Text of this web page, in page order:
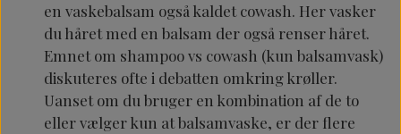
en vaskebalsam også kaldet cowash. Her vasker
du håret med en balsam der også renser håret.
Emnet om shampoo vs cowash (kun balsamvask)
diskuteres ofte i debatten omkring krøller.
Uanset om du bruger en kombination af de to
eller vælger kun at balsamvaske, er der flere